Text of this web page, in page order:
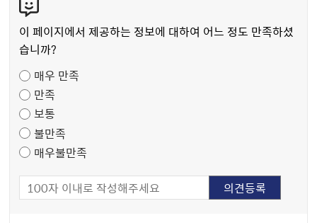
텐
츠
만
도
조
사
이 페이지에서 제공하는 정보에 대하여 어느 정도 만족하셨
습니까?
매우 만족
만족
보통
불만족
매우불만족